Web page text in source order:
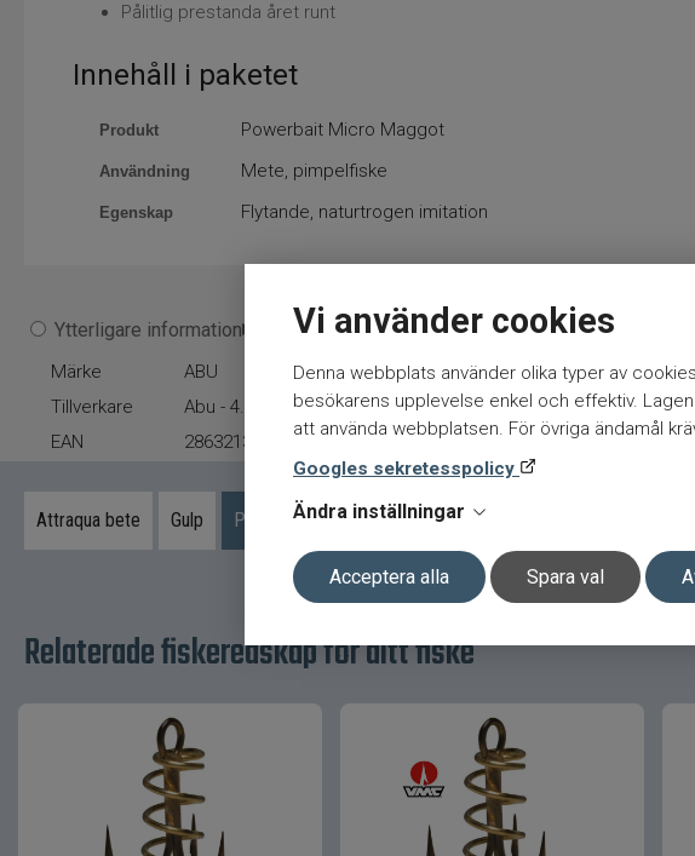
Vi använder cookies
Denna webbplats använder olika typer av
besökarens upplevelse enkel och effektiv.
att använda webbplatsen. För övriga ändamål
Googles sekretesspolicy
Ändra inställningar
Acceptera alla Spara val
Pålitlig prestanda året runt
Innehåll i paketet
Produkt Powerbait Micro Maggot
Användning Mete, pimpelfiske
Egenskap Flytande, naturtrogen imitation
Ytterligare information
Märke
ABU
Tillverkare
Abu - 4.Beten
EAN
28632139479
Attraqua bete Gulp Powerbait
Relaterade fiskeredskap för ditt fiske